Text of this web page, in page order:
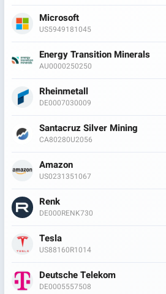
Microsoft
US5949181045
Energy Transition Minerals
AU0000250250
Rheinmetall
DE0007030009
Santacruz Silver Mining
CA80280U2056
Amazon
US0231351067
Renk
DE000RENK730
Tesla
US88160R1014
Deutsche Telekom
DE0005557508